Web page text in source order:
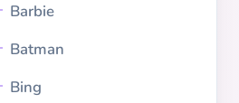
Barbie
Batman
Bing